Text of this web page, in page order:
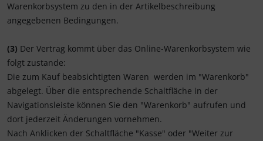
Warenkorbsystem zu den in der Artikelbeschreibung
angegebenen Bedingungen.
(3) Der Vertrag kommt über das Online-Warenkorbsystem wie
folgt zustande:
Die zum Kauf beabsichtigten Waren werden im "Warenkorb"
abgelegt. Über die entsprechende Schaltfläche in der
Navigationsleiste können Sie den "Warenkorb" aufrufen und
dort jederzeit Änderungen vornehmen.
Nach Anklicken der Schaltfläche "Kasse" oder "Weiter zur